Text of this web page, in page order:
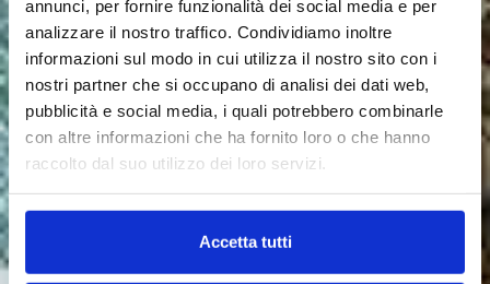
annunci, per fornire funzionalità dei social media e per
analizzare il nostro traffico. Condividiamo inoltre
informazioni sul modo in cui utilizza il nostro sito con i
nostri partner che si occupano di analisi dei dati web,
pubblicità e social media, i quali potrebbero combinarle
con altre informazioni che ha fornito loro o che hanno
raccolto dal suo utilizzo dei loro servizi.
Accetta tutti
Villa Franca